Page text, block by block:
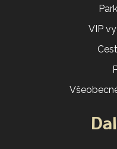
VIP